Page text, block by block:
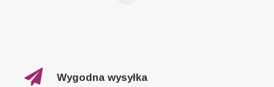
Wygodna wysyłka